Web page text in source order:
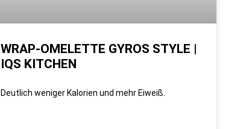
WRAP-OMELETTE GYROS STYLE |
IQS KITCHEN
Deutlich weniger Kalorien und mehr Eiweiß.